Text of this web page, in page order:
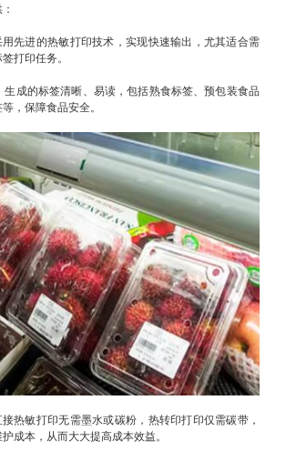
先进的热敏打印技术，实现快速输出，尤其适合需
打印任务。
生成的标签清晰、易读，包括熟食标签、预包装食品
，保障食品安全。
热敏打印无需墨水或碳粉，热转印打印仅需碳带，
成本，从而大大提高成本效益。